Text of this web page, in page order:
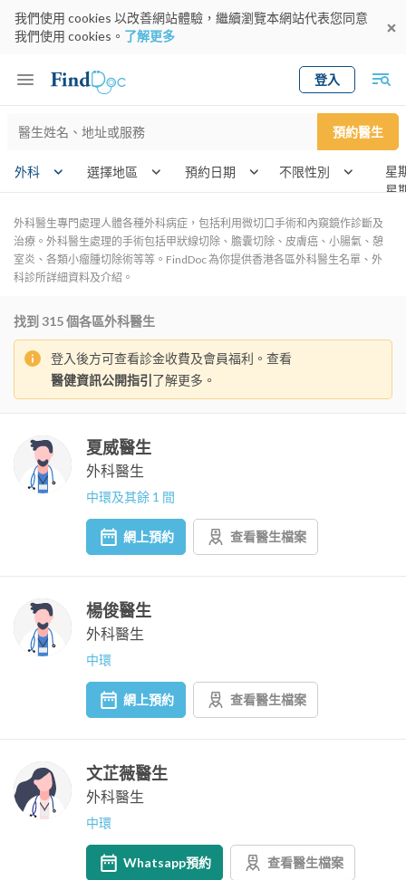
我們使用 cookies 以改善網站體驗，繼續瀏覽本網站代表您同意
我們使用 cookies。 了解更多
登入
Keyword 預約醫生
外科 選擇地區 預約日期
外科醫生專門處理人體各種外科病症，包括利用微切口手術和內窺鏡作診斷及
治療。外科醫生處理的手術包括甲狀線切除、膽囊切除、皮膚癌、小腸氣、憩
室炎、各類小瘤腫切除術等等。FindDoc 為你提供香港各區外科醫生名單、外
科診所詳細資料及介紹。
找到 315個各區外科醫生
登入後方可查看診金收費及會員福利。查看
醫健資訊公開指引 了解更多。
夏威醫生
外科醫生
中環及其餘 1 間
網上預約 查看醫生檔案
楊俊醫生
外科醫生
中環
網上預約 查看醫生檔案
文芷薇醫生
外科醫生
中環
Whatsapp預約 查看醫生檔案